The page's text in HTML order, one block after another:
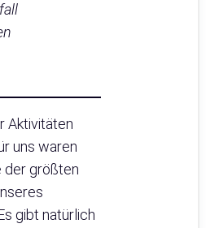
Aktivitäten
uns waren
der größten
gibt natürlich